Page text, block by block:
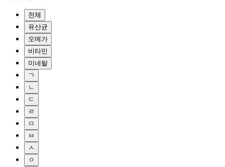
전체
유산균
오메가
비타민
미네랄
ㄱ
ㄴ
ㄷ
ㄹ
ㅁ
ㅂ
ㅅ
ㅇ